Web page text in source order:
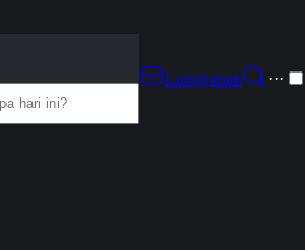
Langganan
···